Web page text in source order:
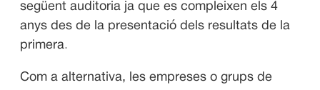
següent auditoria ja que es compleixen els 4
anys des de la presentació dels resultats de la
primera.
Com a alternativa, les empreses o grups de